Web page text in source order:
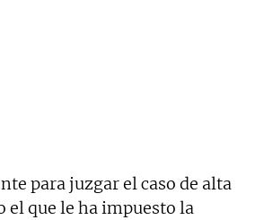
para juzgar el caso de alta
que le ha impuesto la